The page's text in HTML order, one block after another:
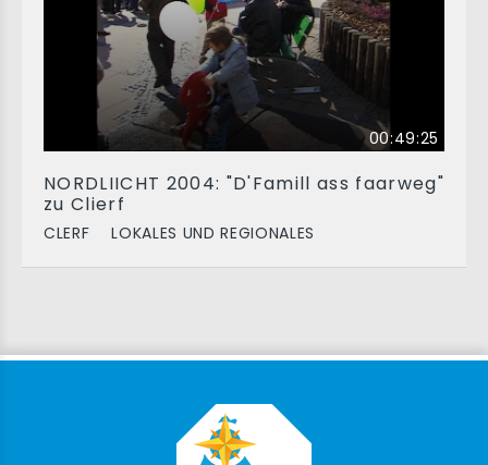
00:49:25
NORDLIICHT 2004: "D'Famill ass faarweg"
zu Clierf
CLERF LOKALES UND REGIONALES